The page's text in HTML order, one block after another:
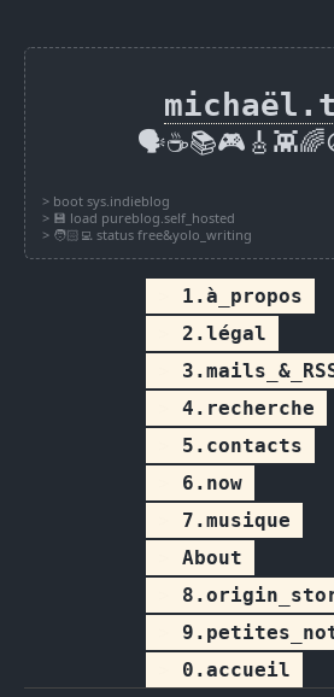
1.à_propos
2.légal
4.recherche
5.contacts
6.now
7.musique
About
0.accueil